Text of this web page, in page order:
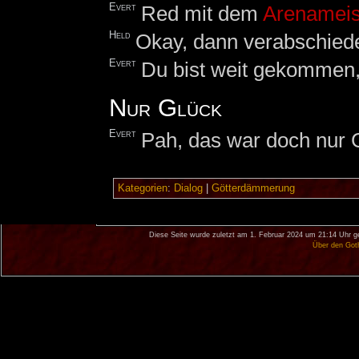
Evert Red mit dem
Held Okay, dann
Evert Du bist weit
Nur Glück
Evert Pah, das war doch nur
Kategorien: Dialog| Götterdämmerung
Diese Seite wurde zuletzt am 1. Februar 2024 um 21:14 Uhr
Über den